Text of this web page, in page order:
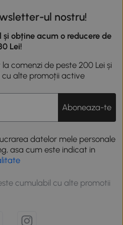
ul nostru!
obține acum o reducere de
Lei!
comenzi de peste 200 Lei și
cu alte promoții active
Aboneaza-te
datelor mele personale
asa cum este indicat in
cumulabil cu alte promotii